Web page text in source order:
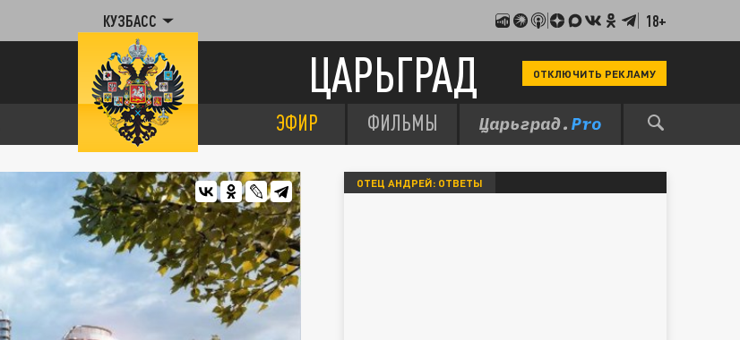
КУЗБАСС 18+
ЦАРЬГРАД ОТКЛЮЧИТЬ РЕКЛАМУ
ЭФИР ФИЛЬМЫ
ОТЕЦ АНДРЕЙ: ОТВЕТЫ